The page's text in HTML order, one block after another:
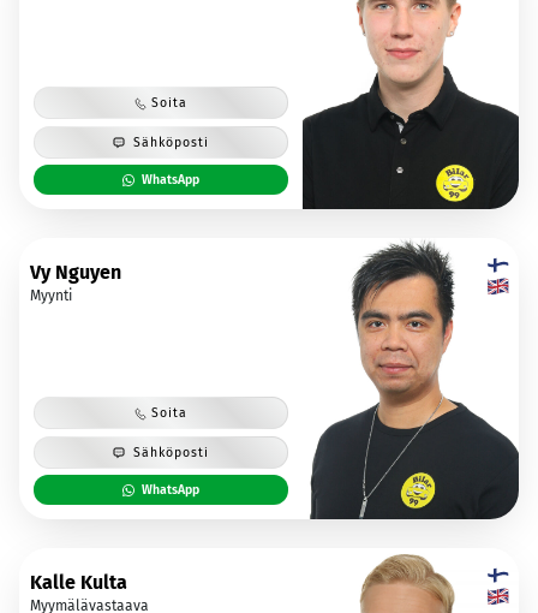
Soita
Sähköposti
WhatsApp
Vy Nguyen
Myynti
Soita
Sähköposti
WhatsApp
Kalle Kulta
Myymälävastaava